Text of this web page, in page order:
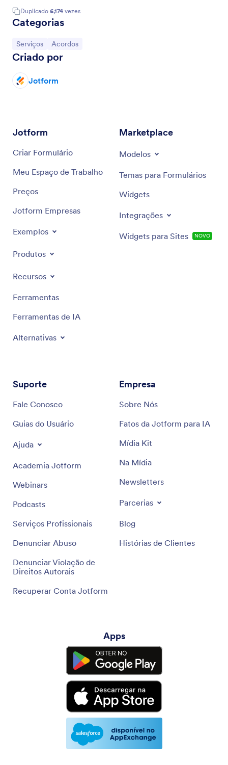
Duplicado 6,174 vezes
Categorias
Ir para Categoria:
Serviços Ir para Categoria:
Acordos
Criado por
Jotform
Jotform
Criar Formulário
Meu Espaço de Trabalho
Preços
Jotform Empresas
Exemplos
Produtos
Recursos
Ferramentas
Ferramentas de IA
Alternativas
Marketplace
Modelos
Temas para Formulários
Widgets
Integrações
Widgets para Sites NOVO
Suporte
Fale Conosco
Guias do Usuário
Ajuda
Academia Jotform
Webinars
Podcasts
Serviços Profissionais
Denunciar Abuso
Denunciar Violação de
Direitos Autorais
Recuperar Conta Jotform
Empresa
Sobre Nós
Fatos da Jotform para IA
Mídia Kit
Na Mídia
Newsletters
Parcerias
Blog
Histórias de Clientes
Apps